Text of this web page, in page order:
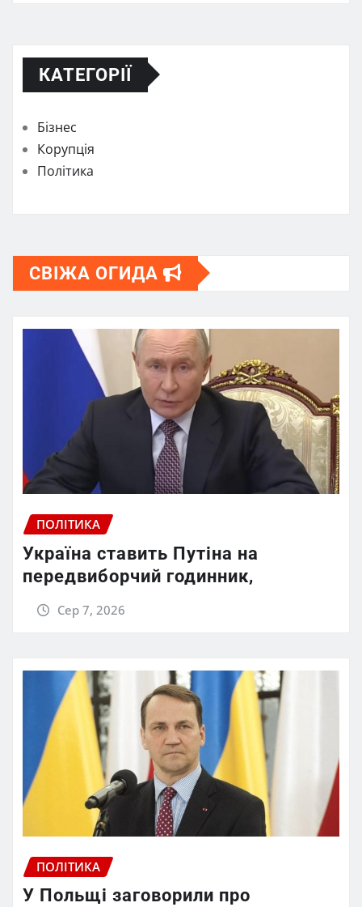
КАТЕГОРІЇ
Бізнес
Корупція
Політика
СВІЖА ОГИДА
ПОЛІТИКА
Україна ставить Путіна на
передвиборчий годинник,
Сер 7, 2026
ПОЛІТИКА
У Польщі заговорили про